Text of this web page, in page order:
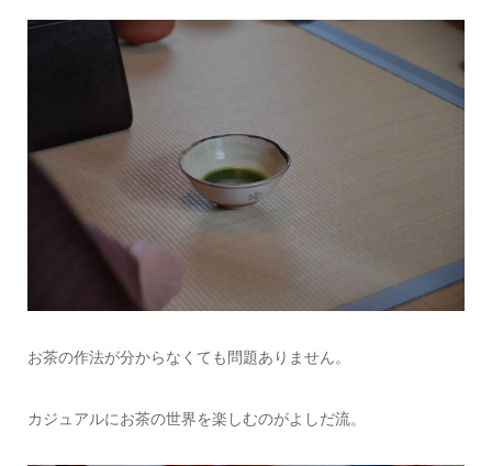
お茶の作法が分からなくても問題ありません。
カジュアルにお茶の世界を楽しむのがよしだ流。